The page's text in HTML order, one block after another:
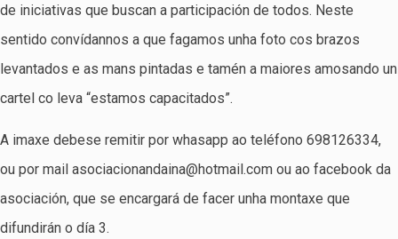
de iniciativas que buscan a participación de todos. Neste
sentido convídannos a que fagamos unha foto cos brazos
levantados e as mans pintadas e tamén a maiores amosando un
cartel co leva “estamos capacitados”.
A imaxe debese remitir por whasapp ao teléfono 698126334,
ou por mail asociacionandaina@hotmail.com ou ao facebook da
asociación, que se encargará de facer unha montaxe que
difundirán o día 3.